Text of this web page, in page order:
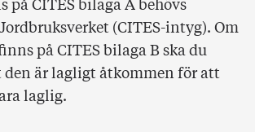
på CITES bilaga A behövs
(CITES-intyg). Om
på CITES bilaga B ska du
den är lagligt åtkommen för att
laglig.